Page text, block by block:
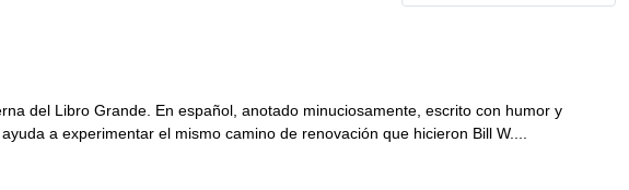
del Libro Grande. En español, anotado minuciosamente, escrito con humor y
a experimentar el mismo camino de renovación que hicieron Bill W....